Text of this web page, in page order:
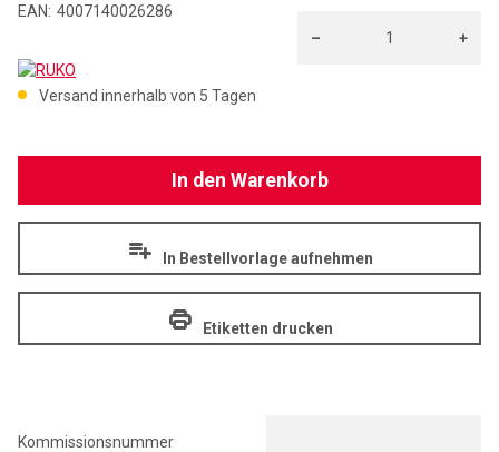
EAN: 4007140026286
Versand innerhalb von 5 Tagen
Kommissionsnummer
– +
In den Warenkorb
In Bestellvorlage aufnehmen
Etiketten drucken